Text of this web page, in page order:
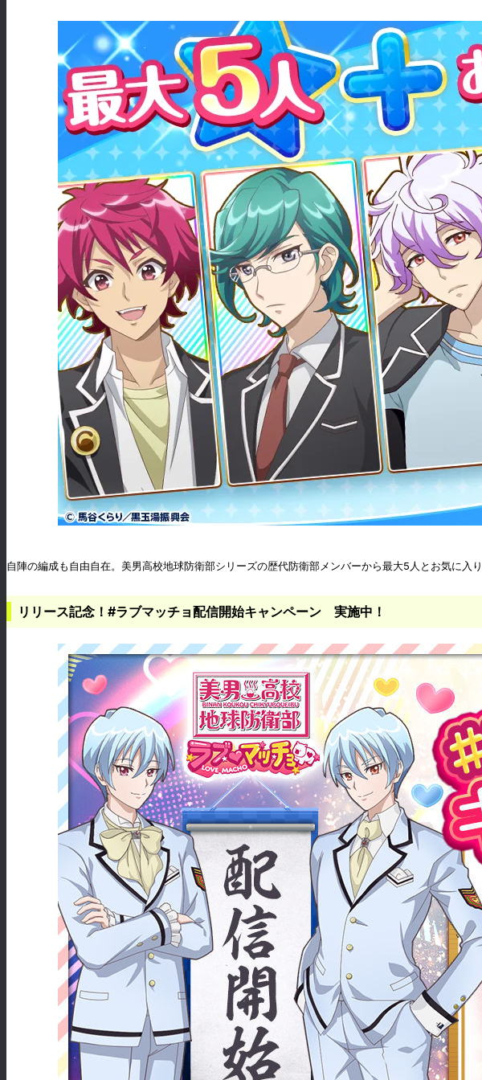
自陣の編成も自由自在。美男高校地球防衛部シリーズの歴代防衛部メンバーから最大5人とお気に入
リリース記念！#ラブマッチョ配信開始キャンペーン 実施中！